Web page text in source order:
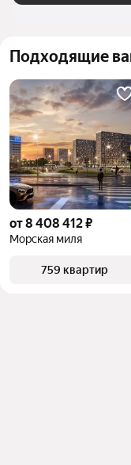
Подходящие
от 8 408 412 ₽
Морская миля
759 квартир